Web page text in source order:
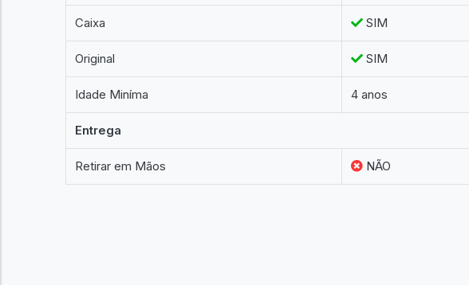
Caixa SIM
Original SIM
Idade Miníma 4 anos
Entrega
Retirar em Mãos NÃO